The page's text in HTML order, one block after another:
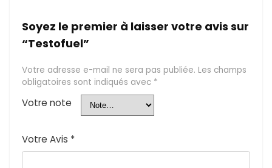
Soyez le premier à laisser votre avis sur
“Testofuel”
Votre adresse e-mail ne sera pas publiée. Les champs
obligatoires sont indiqués avec *
Votre note
Votre Avis *